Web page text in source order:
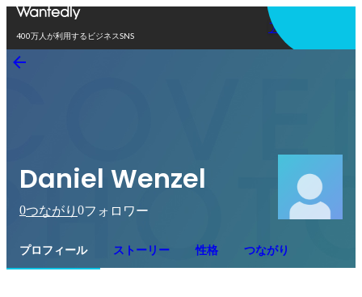
400万人が利用するビジネスSNS
アプリを使う
Daniel Wenzel
0つながり 0フォロワー
プロフィール ストーリー 性格 つながり